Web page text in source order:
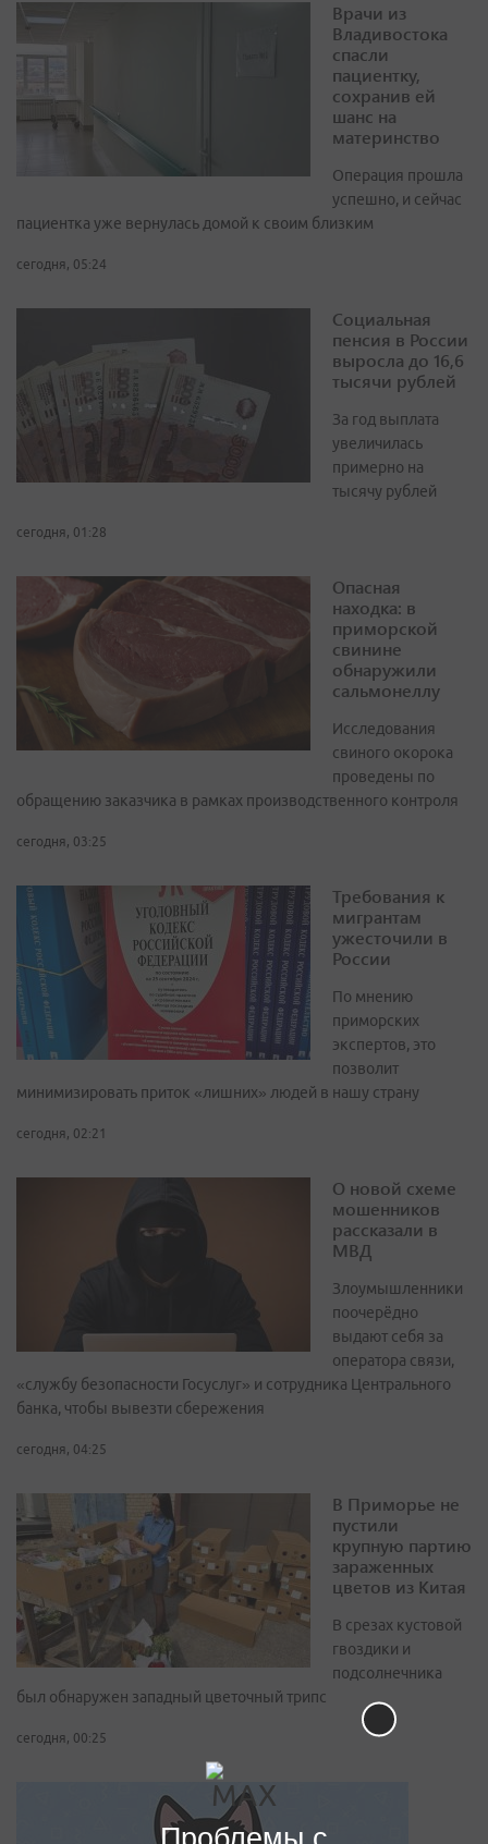
Врачи из
Владивостока
спасли
пациентку,
сохранив ей
шанс на
материнство
Операция прошла
успешно, и сейчас
пациентка уже вернулась домой к своим близким
сегодня, 05:24
Социальная
пенсия в России
выросла до 16,6
тысячи рублей
За год выплата
увеличилась
примерно на
тысячу рублей
сегодня, 01:28
Опасная
находка: в
приморской
свинине
обнаружили
сальмонеллу
Исследования
свиного окорока
проведены по
обращению заказчика в рамках производственного контроля
сегодня, 03:25
Требования к
мигрантам
ужесточили в
России
По мнению
приморских
экспертов, это
позволит
минимизировать приток «лишних» людей в нашу страну
сегодня, 02:21
О новой схеме
мошенников
рассказали в
МВД
Злоумышленники
поочерёдно
выдают себя за
оператора связи,
«службу безопасности Госуслуг» и сотрудника Центрального
банка, чтобы вывезти сбережения
сегодня, 04:25
В Приморье не
пустили
крупную партию
зараженных
цветов из Китая
В срезах кустовой
гвоздики и
подсолнечника
был обнаружен западный цветочный трипс
сегодня, 00:25